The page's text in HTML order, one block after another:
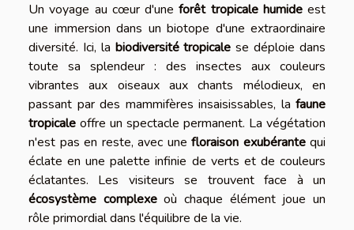
Un voyage au cœur d'uneforêt tropicale humideest
une immersion dans un biotope d'une extraordinaire
diversité. Ici, la biodiversité tropicale se déploie dans
toute sa splendeur : des insectes aux couleurs
vibrantes aux oiseaux aux chants mélodieux, en
passant par des mammifères insaisissables, la faune
tropicale offre un spectacle permanent. La végétation
n'est pas en reste, avec une floraison exubérantequi
éclate en une palette infinie de verts et de couleurs
éclatantes. Les visiteurs se trouvent face à un
écosystème complexeoù chaque élément joue un
rôle primordial dans l'équilibre de la vie.